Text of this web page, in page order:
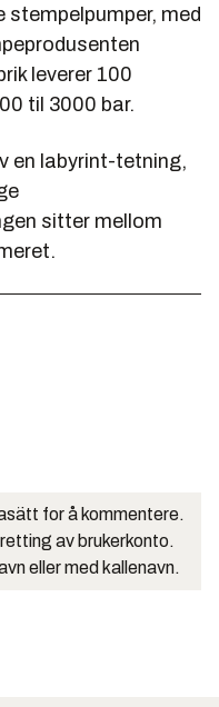
stempelpumper, med
leverer 100
til 3000 bar.
en labyrint-tetning,
sitter mellom
for å kommentere.
av brukerkonto.
eller med kallenavn.